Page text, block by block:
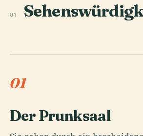
01
01
Der Prunksaal